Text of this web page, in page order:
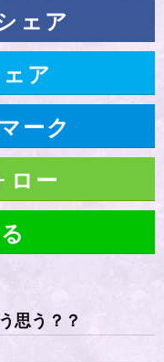
ェア
ア
ーク
ー
思う？？